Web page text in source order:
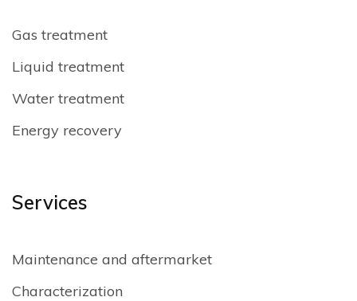
Gas treatment
Liquid treatment
Water treatment
Energy recovery
Services
Maintenance and aftermarket
Characterization